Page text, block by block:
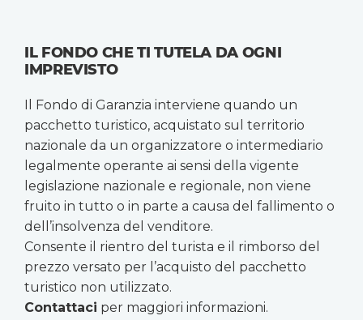
IL FONDO CHE TI TUTELA DA OGNI
IMPREVISTO
Il Fondo di Garanzia interviene quando un
pacchetto turistico, acquistato sul territorio
nazionale da un organizzatore o intermediario
legalmente operante ai sensi della vigente
legislazione nazionale e regionale, non viene
fruito in tutto o in parte a causa del fallimento o
dell’insolvenza del venditore.
Consente il rientro del turista e il rimborso del
prezzo versato per l’acquisto del pacchetto
turistico non utilizzato.
Contattaci per maggiori informazioni.